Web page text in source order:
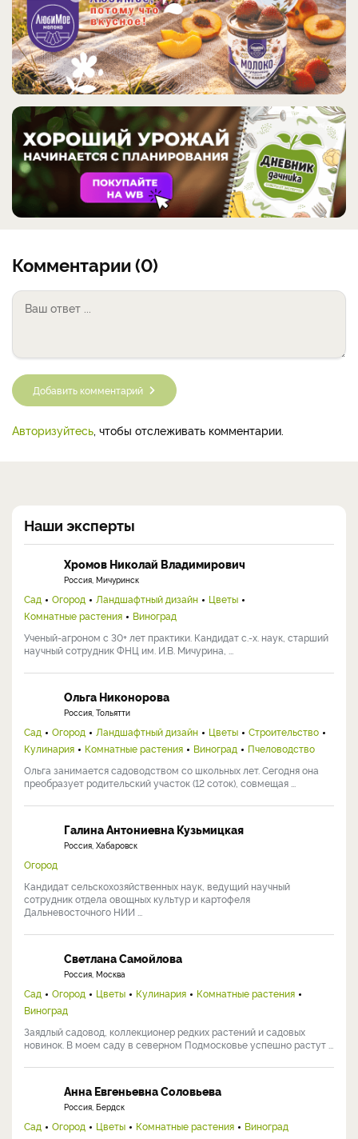
Комментарии (0)
Добавить комментарий
Авторизуйтесь, чтобы отслеживать комментарии.
Наши эксперты
Хромов Николай Владимирович
Россия, Мичуринск
Сад Огород Ландшафтный дизайн
Цветы
Комнатные растения
Виноград
Ученый-агроном с 30+ лет практики. Кандидат с.-х. наук, старший
научный сотрудник ФНЦ им. И.В. Мичурина, ...
Ольга Никонорова
Россия, Тольятти
Сад Огород Ландшафтный дизайн Цветы
Строительство
Кулинария
Комнатные растения Виноград
Пчеловодство
Ольга занимается садоводством со школьных лет. Сегодня она
преобразует родительский участок (12 соток), совмещая ...
Галина Антониевна Кузьмицкая
Россия, Хабаровск
Огород
Кандидат сельскохозяйственных наук, ведущий научный
сотрудник отдела овощных культур и картофеля
Дальневосточного НИИ ...
Светлана Самойлова
Россия, Москва
Сад Огород Цветы Кулинария
Комнатные растения
Виноград
Заядлый садовод, коллекционер редких растений и садовых
новинок. В моем саду в северном Подмосковье успешно растут ...
Анна Евгеньевна Соловьева
Россия, Бердск
Сад Огород Цветы Комнатные растения
Виноград